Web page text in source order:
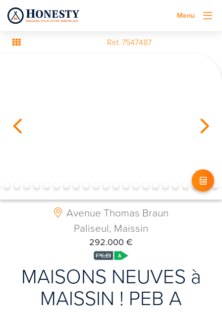
Menu
Ref. 7547487
Avenue Thomas Braun
Paliseul, Maissin
292.000 €
MAISONS NEUVES à
MAISSIN ! PEB A